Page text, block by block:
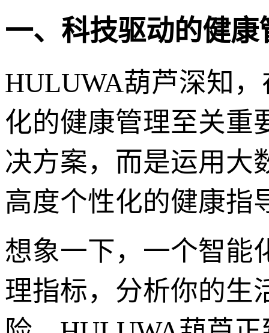
一、科技驱动的健康
HULUWA葫芦深知
化的健康管理至关重
决方案，而是运用大
高度个性化的健康指
想象一下，一个智能
理指标，分析你的生